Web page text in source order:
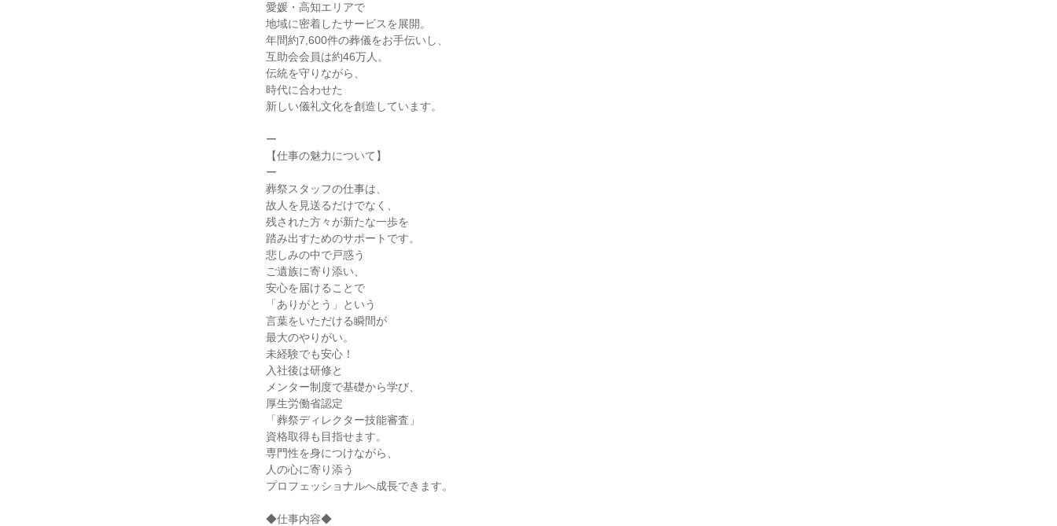
愛媛・高知エリアで
地域に密着したサービスを展開。
年間約7,600件の葬儀をお手伝いし、
互助会会員は約46万人。
伝統を守りながら、
時代に合わせた
新しい儀礼文化を創造しています。
ー
【仕事の魅力について】
ー
葬祭スタッフの仕事は、
故人を見送るだけでなく、
残された方々が新たな一歩を
踏み出すためのサポートです。
悲しみの中で戸惑う
ご遺族に寄り添い、
安心を届けることで
「ありがとう」という
言葉をいただける瞬間が
最大のやりがい。
未経験でも安心！
入社後は研修と
メンター制度で基礎から学び、
厚生労働省認定
「葬祭ディレクター技能審査」
資格取得も目指せます。
専門性を身につけながら、
人の心に寄り添う
プロフェッショナルへ成長できます。
◆仕事内容◆